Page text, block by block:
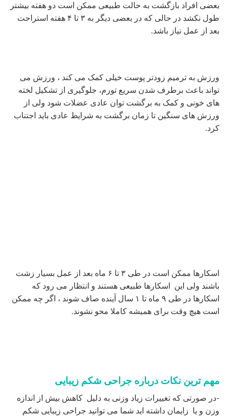
بعضی افراد بازگشت به حالت طبیعی ممکن است دو هفته بیشتر
طول نکشد در حالی که در بعضی دیگر به ۳ تا ۴ هفته استراحت
بعد از عمل نیاز باشد.
ورزش به ترمیم زودتر پوست خیلی کمک می کند ، ورزش می
تواند باعث برطرف شدن سریع تورم، جلوگیری از تشکیل لخته
های خونی و کمک به برگشت توان عادی عضلات شود ولی از
ورزش های سنگین تا زمان برگشت به شرایط عادی باید اجتناب
کرد.
اسکارها ممکن است در طی ۳ تا ۶ ماه بعد از عمل بسیار زشت
باشند ولی این اسکارها طبیعی هستند و انتظار می رود که
اسکارها در طی ۹ ماه تا ۱ سال آینده صاف شوند ، اگر چه ممکن
است هیچ وقت برای همیشه کاملا محو نشوند.
مهم ترین نکات درباره جراحی شکم زیبایی
-در صورتی که تغییرات زیاد وزنی به دلیل کاهش بیش از اندازه
وزن و یا زایمان داشته اید شما می توانید جراحی زیبایی شکم